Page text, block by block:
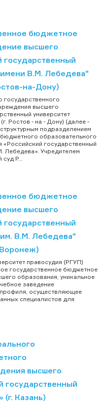
бюджетное
высшего
государственный
В.М. Лебедева"
на-Дону)
высшего
университет
Ростов - на - Дону) (далее -
подразделением
образовательного
государственный
Лебедева». Учредителем
Р...
бюджетное
высшего
государственный
В.М. Лебедева"
правосудия (РГУП)
государственное бюджетное
образования, уникальное
заведение
осуществляющее
специалистов для
высшего
государственный
(г. Казань)